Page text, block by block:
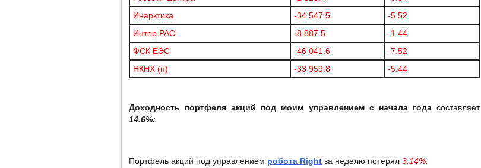
Инарктика
-34 547.5
-5.52
Интер РАО
-8 887.5
-1.44
ФСК ЕЭС
-46 041.6
-7.52
НКНХ (п)
-33 959.8 -5.44
Доходность портфеля акций под моим управлением с начала годасоставляет
14.6%:
Портфель акций под управлением робота Right за неделю потерял 3.14%.